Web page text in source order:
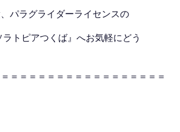
パラグライダーライセンスの
トピアつくば』へお気軽にどう
＝＝＝＝＝＝＝＝＝＝＝＝＝＝＝＝＝